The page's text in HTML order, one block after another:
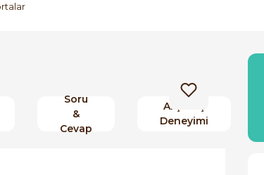
Soru
&
Cevap
Alışveriş
Deneyimi